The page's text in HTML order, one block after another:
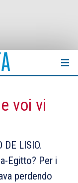
voi vi
DE LISIO.
Egitto? Per i
perdendo